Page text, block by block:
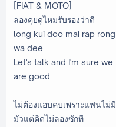
[FIAT & MOTO]
ลองคุยดูไหมรับรองว่าดี
long kui doo mai rap rong
wa dee
Let's talk and I'm sure we
are good
ไม่ต้องแอบคบเพราะแฟนไม่มี
มัวแต่คิดไม่ลองซักที